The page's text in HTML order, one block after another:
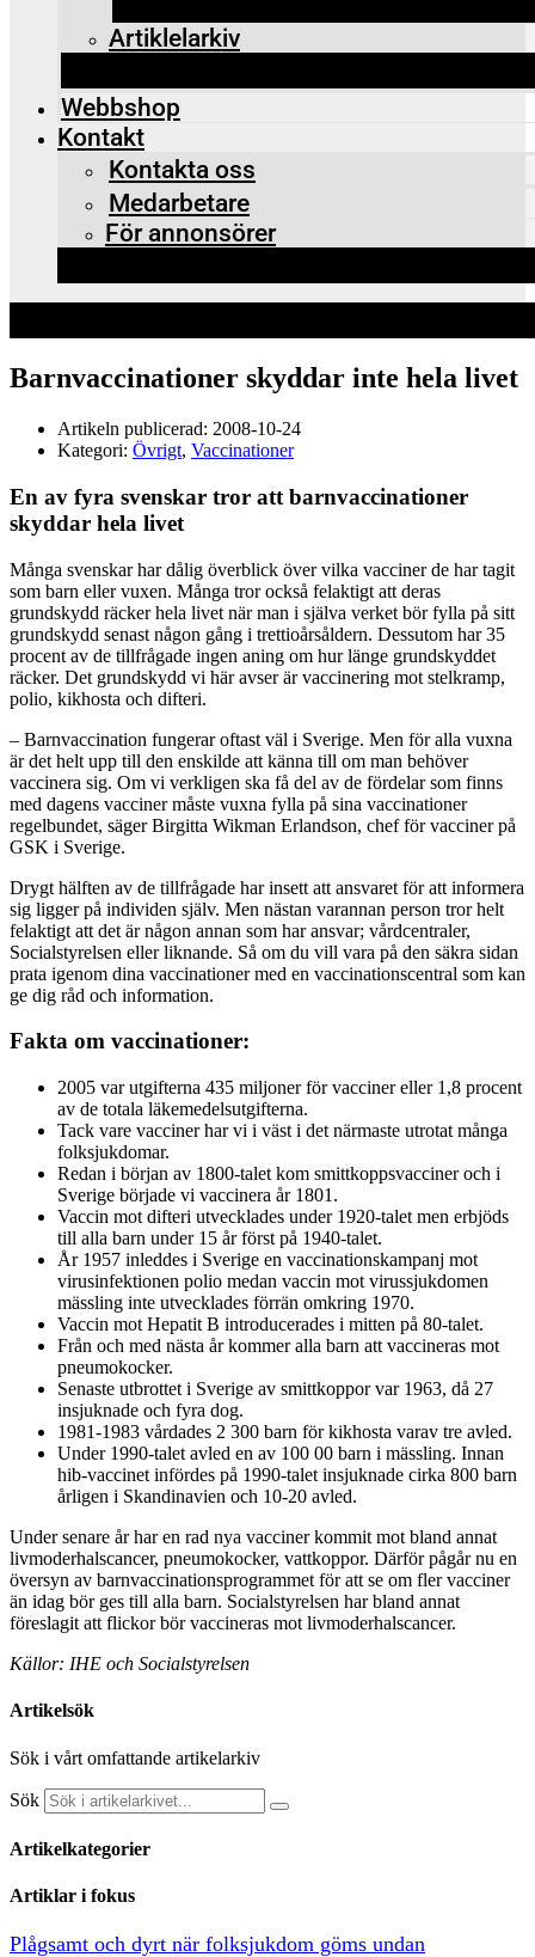
Artiklelarkiv
Webbshop
Kontakt
Kontakta oss
Medarbetare
För annonsörer
Barnvaccinationer skyddar inte hela livet
Artikeln publicerad: 2008-10-24
Kategori: Övrigt, Vaccinationer
En av fyra svenskar tror att barnvaccinationer
skyddar hela livet
Många svenskar har dålig överblick över vilka vacciner de har tagit
som barn eller vuxen. Många tror också felaktigt att deras
grundskydd räcker hela livet när man i själva verket bör fylla på sitt
grundskydd senast någon gång i trettioårsåldern. Dessutom har 35
procent av de tillfrågade ingen aning om hur länge grundskyddet
räcker. Det grundskydd vi här avser är vaccinering mot stelkramp,
polio, kikhosta och difteri.
– Barnvaccination fungerar oftast väl i Sverige. Men för alla vuxna
är det helt upp till den enskilde att känna till om man behöver
vaccinera sig. Om vi verkligen ska få del av de fördelar som finns
med dagens vacciner måste vuxna fylla på sina vaccinationer
regelbundet, säger Birgitta Wikman Erlandson, chef för vacciner på
GSK i Sverige.
Drygt hälften av de tillfrågade har insett att ansvaret för att informera
sig ligger på individen själv. Men nästan varannan person tror helt
felaktigt att det är någon annan som har ansvar; vårdcentraler,
Socialstyrelsen eller liknande. Så om du vill vara på den säkra sidan
prata igenom dina vaccinationer med en vaccinationscentral som kan
ge dig råd och information.
Fakta om vaccinationer:
2005 var utgifterna 435 miljoner för vacciner eller 1,8 procent
av de totala läkemedelsutgifterna.
Tack vare vacciner har vi i väst i det närmaste utrotat många
folksjukdomar.
Redan i början av 1800-talet kom smittkoppsvacciner och i
Sverige började vi vaccinera år 1801.
Vaccin mot difteri utvecklades under 1920-talet men erbjöds
till alla barn under 15 år först på 1940-talet.
År 1957 inleddes i Sverige en vaccinationskampanj mot
virusinfektionen polio medan vaccin mot virussjukdomen
mässling inte utvecklades förrän omkring 1970.
Vaccin mot Hepatit B introducerades i mitten på 80-talet.
Från och med nästa år kommer alla barn att vaccineras mot
pneumokocker.
Senaste utbrottet i Sverige av smittkoppor var 1963, då 27
insjuknade och fyra dog.
1981-1983 vårdades 2 300 barn för kikhosta varav tre avled.
Under 1990-talet avled en av 100 00 barn i mässling. Innan
hib-vaccinet infördes på 1990-talet insjuknade cirka 800 barn
årligen i Skandinavien och 10-20 avled.
Under senare år har en rad nya vacciner kommit mot bland annat
livmoderhalscancer, pneumokocker, vattkoppor. Därför pågår nu en
översyn av barnvaccinationsprogrammet för att se om fler vacciner
än idag bör ges till alla barn. Socialstyrelsen har bland annat
föreslagit att flickor bör vaccineras mot livmoderhalscancer.
Källor: IHE och Socialstyrelsen
Artikelsök
Sök i vårt omfattande artikelarkiv
Sök
Artikelkategorier
Artiklar i fokus
Plågsamt och dyrt när folksjukdom göms undan